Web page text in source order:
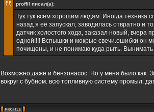
proffil писал(а):
Тук тук всем хорошим людям. Иногда техника
назад я её запускал, заводилась отвратно и
датчик холостого хода, заказал новый, вчера
одной!!!! Вспышки и мокрые свечи.ошибки он
почищены, и не понимаю куда рыть.
Возможно даже и бензонасос. Но у меня было как.
вокруг с бубном. всю топливную систему промыл.